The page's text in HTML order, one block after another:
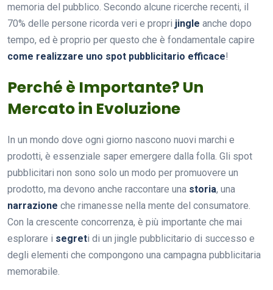
memoria del pubblico. Secondo alcune ricerche recenti, il
70% delle persone ricorda veri e propri jingle anche dopo
tempo, ed è proprio per questo che è fondamentale capire
come realizzare uno spot pubblicitario efficace!
Perché è Importante? Un
Mercato in Evoluzione
In un mondo dove ogni giorno nascono nuovi marchi e
prodotti, è essenziale saper emergere dalla folla. Gli spot
pubblicitari non sono solo un modo per promuovere un
prodotto, ma devono anche raccontare una storia, una
narrazione che rimanesse nella mente del consumatore.
Con la crescente concorrenza, è più importante che mai
esplorare i segreti di un jingle pubblicitario di successo e
degli elementi che compongono una campagna pubblicitaria
memorabile.